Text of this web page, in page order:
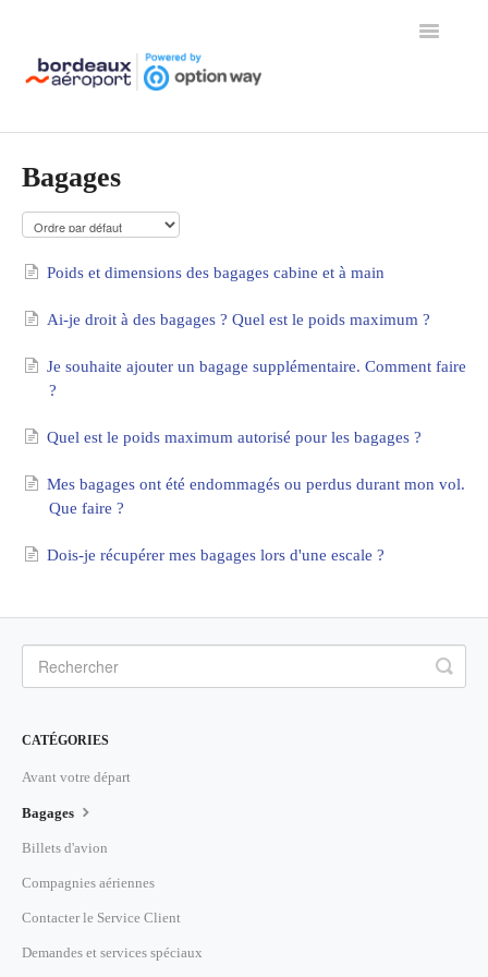
Toggle
Page d'accueil de l'aide
Bagages
Poids et dimensions des bagages cabine et à main
Ai-je droit à des bagages ? Quel est le poids maximum ?
Je souhaite ajouter un bagage supplémentaire. Comment faire
?
Quel est le poids maximum autorisé pour les bagages ?
Mes bagages ont été endommagés ou perdus durant mon vol.
Que faire ?
Dois-je récupérer mes bagages lors d'une escale ?
CATÉGORIES
Avant votre départ
Bagages
Billets d'avion
Compagnies aériennes
Contacter le Service Client
Demandes et services spéciaux